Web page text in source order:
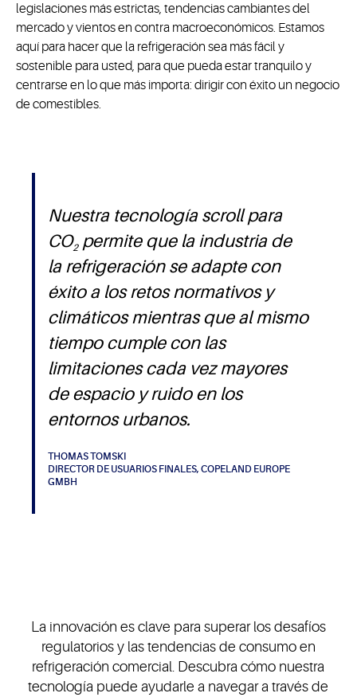
legislaciones más estrictas, tendencias cambiantes del
mercado y vientos en contra macroeconómicos. Estamos
aquí para hacer que la refrigeración sea más fácil y
sostenible para usted, para que pueda estar tranquilo y
centrarse en lo que más importa: dirigir con éxito un negocio
de comestibles.
Nuestra tecnología scroll para
CO2permite que la industria de
la refrigeración se adapte con
éxito a los retos normativos y
climáticos mientras que al mismo
tiempo cumple con las
limitaciones cada vez mayores
de espacio y ruido en los
entornos urbanos.
THOMAS TOMSKI
DIRECTOR DE USUARIOS FINALES, COPELAND EUROPE
GMBH
La innovación es clave para superar los desafíos
regulatorios y las tendencias de consumo en
refrigeración comercial. Descubra cómo nuestra
tecnología puede ayudarle a navegar a través de